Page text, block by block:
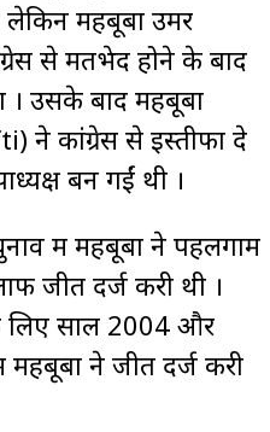
महबूबा उमर
से मतभेद होने के बाद
। उसके बाद महबूबा
ने कांग्रेस से इस्तीफा दे
बन गईं थी ।
में महबूबा ने पहलगाम
जीत दर्ज करी थी ।
साल 2004 और
ने जीत दर्ज करी